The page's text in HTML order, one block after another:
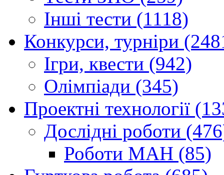
Інші тести (1118)
Конкурси, турніри
Ігри, квести (942)
Олімпіади (345)
Проектні технології
Дослідні роботи
Роботи МАН (85)